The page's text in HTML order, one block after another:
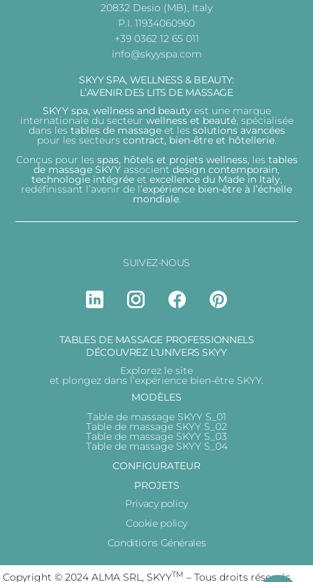
20832 Desio (MB), Italy
P.I. 11934060960
+39 0362 12 65 011
info@skyyspa.com
SKYY SPA, WELLNESS & BEAUTY:
L’AVENIR DES LITS DE MASSAGE
SKYY spa, wellness and beautyest une marque
internationale du secteur wellness et beauté, spécialisée
dans les tables de massageet les solutions avancées
pour les secteurs contract, bien-être et hôtellerie.
Conçus pour les spas, hôtels et projets wellness, les tables
de massage SKYY associentdesign contemporain,
technologie intégréeet excellence du Made in Italy,
redéfinissant l’avenir de l’expérience bien-être à l’échelle
mondiale.
SUIVEZ-NOUS
TABLES DE MASSAGE PROFESSIONNELS
DÉCOUVREZ L’UNIVERS SKYY
Explorez le site
et plongez dans l’expérience bien-être SKYY.
MODÈLES
Table de massage SKYY S_01
Table de massage SKYY S_02
Table de massage SKYY S_03
Table de massage SKYY S_04
CONFIGURATEUR
PROJETS
Privacy policy
Cookie policy
Conditions Générales
Copyright © 2024 ALMA SRL, SKYYTM – Tous droits réservés